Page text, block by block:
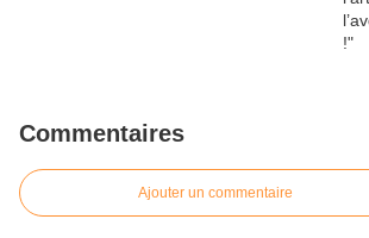
Commentaires
Ajouter un commentaire